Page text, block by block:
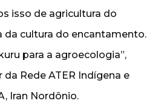
isso de agricultura do
da cultura do encantamento.
para a agroecologia”,
Rede ATER Indígena e
Iran Nordônio.